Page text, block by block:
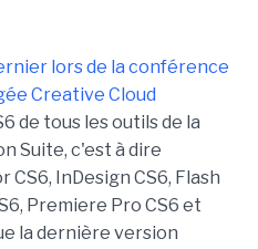
lors de la conférence
Creative Cloud
de tous les outils de la
Suite, c'est à dire
InDesign CS6, Flash
Premiere Pro CS6 et
la dernière version